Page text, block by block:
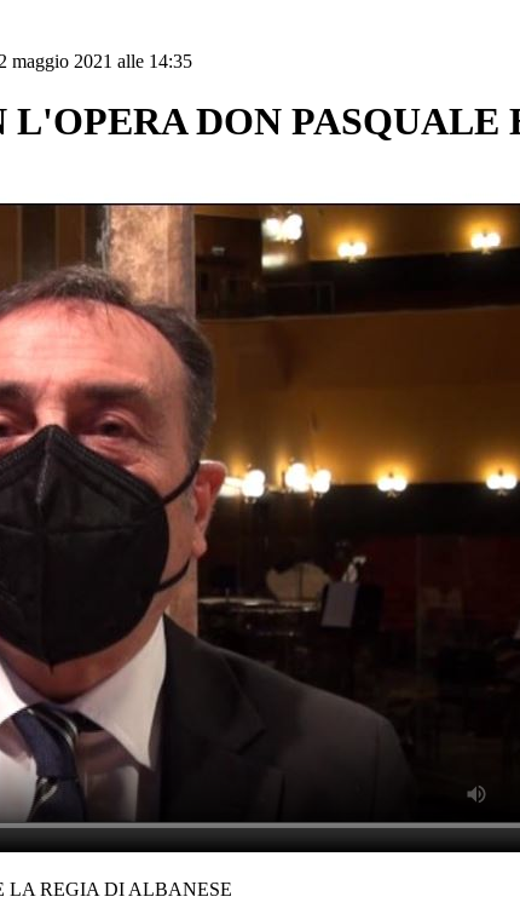
maggio 2021 alle 14:35
DON PASQUALE
LA REGIA DI ALBANESE